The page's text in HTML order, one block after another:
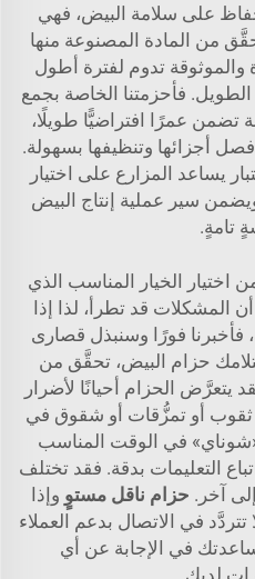
على سلامة البيض، فهي
من المادة المصنوعة منها
والموثوقة تدوم لفترة أطول
فأحزمتنا الخاصة بجمع
تضمن عمرًا افتراضيًّا طويلًا،
أجزائها وتنظيفها بسهولة.
يساعد المزارع على اختيار
سير عملية إنتاج البيض
تامةٍ.
اختيار الخيار المناسب الذي
المشكلات قد تطرأ، لذا إذا
فورًا وسنبذل قصارى
حزام البيض، تحقَّق من
يتعرَّض الحزام أحيانًا لأضرار
ثقوب أو تمزُّقات أو شقوق في
«شوناي» في الوقت المناسب
التعليمات بدقة. فقد تختلف
آخر. حزام ناقل مستوٍ وإذا
في الاتصال بدعم العملاء
في الإجابة عن أي